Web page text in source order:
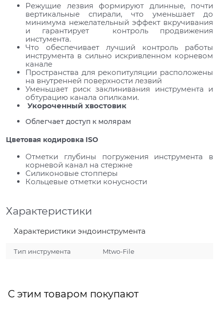
Режущие лезвия формируют длинные, почти
вертикальные спирали, что уменьшает до
минимума нежелательный эффект вкручивания
и гарантирует контроль продвижения
инстумента.
Что обеспечивает лучший контроль работы
инструмента в сильно искривленном корневом
канале
Пространства для рекопитуляции расположены
на внутренней поверхности лезвий
Уменьшает риск заклинивания инструмента и
обтурацию канала опилками.
Укороченный хвостовик
Облегчает доступ к молярам
Цветовая кодировка ISO
Отметки глубины погружения инструмента в
корневой канал на стержне
Силиконовые стопперы
Кольцевые отметки конусности
Характеристики
Характеристики эндоинструмента
Тип инструмента Mtwo-File
С этим товаром покупают